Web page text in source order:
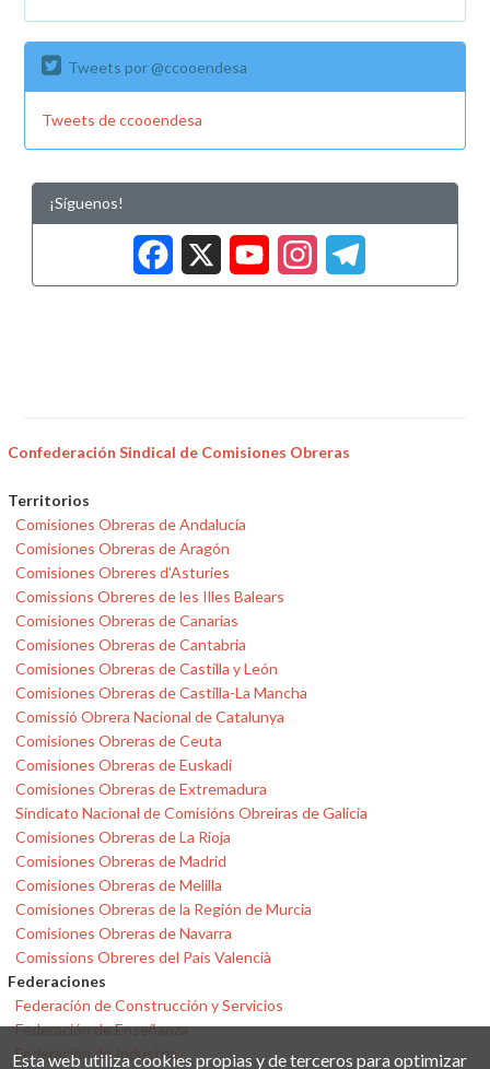
Tweets por @ccooendesa
Tweets de ccooendesa
¡Síguenos!
Facebook
X
Confederación Sindical de Comisiones Obreras
Territorios
Comisiones Obreras de Andalucía
Comisiones Obreras de Aragón
Comisiones Obreres d'Asturies
Comissions Obreres de les Illes Balears
Comisiones Obreras de Canarias
Comisiones Obreras de Cantabria
Comisiones Obreras de Castilla y León
Comisiones Obreras de Castilla-La Mancha
Comissió Obrera Nacional de Catalunya
Comisiones Obreras de Ceuta
Comisiones Obreras de Euskadi
Comisiones Obreras de Extremadura
Sindicato Nacional de Comisións Obreiras de Galicia
Comisiones Obreras de La Rioja
Comisiones Obreras de Madrid
Comisiones Obreras de Melilla
Comisiones Obreras de la Región de Murcia
Comisiones Obreras de Navarra
Comissions Obreres del País Valencià
Federaciones
Federación de Construcción y Servicios
Federación de Enseñanza
Federación de Industria
Esta web utiliza cookies propias y de terceros para optimizar